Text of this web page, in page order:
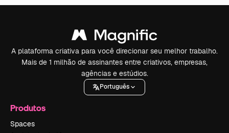
A plataforma criativa para você direcionar seu melhor trabalho.
Mais de 1 milhão de assinantes entre criativos, empresas,
agências e estúdios.
Português
Produtos
Spaces